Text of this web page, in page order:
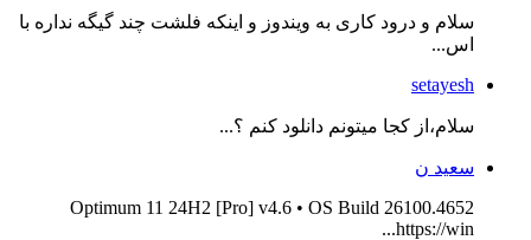
سلام و درود کاری به ویندوز و اینکه فلشت چند گیگه نداره با
اس...
setayesh
سلام،از کجا میتونم دانلود کنم ؟...
سعید ن
Optimum 11 24H2 [Pro] v4.6 • OS Build 26100.4652
https://win...